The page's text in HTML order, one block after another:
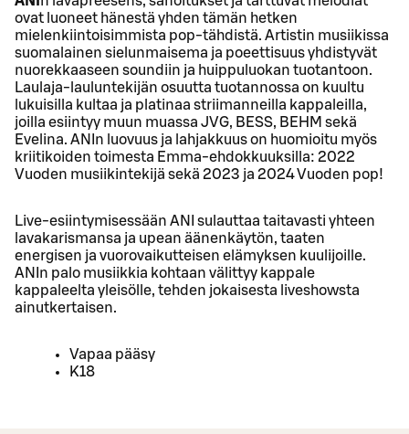
ovat luoneet hänestä yhden tämän hetken
mielenkiintoisimmista pop-tähdistä. Artistin musiikissa
suomalainen sielunmaisema ja poeettisuus yhdistyvät
nuorekkaaseen soundiin ja huippuluokan tuotantoon.
Laulaja-lauluntekijän osuutta tuotannossa on kuultu
lukuisilla kultaa ja platinaa striimanneilla kappaleilla,
joilla esiintyy muun muassa JVG, BESS, BEHM sekä
Evelina. ANIn luovuus ja lahjakkuus on huomioitu myös
kriitikoiden toimesta Emma-ehdokkuuksilla: 2022
Vuoden musiikintekijä sekä 2023 ja 2024 Vuoden pop!
Live-esiintymisessään ANI sulauttaa taitavasti yhteen
lavakarismansa ja upean äänenkäytön, taaten
energisen ja vuorovaikutteisen elämyksen kuulijoille.
ANIn palo musiikkia kohtaan välittyy kappale
kappaleelta yleisölle, tehden jokaisesta liveshowsta
ainutkertaisen.
Vapaa pääsy
K18